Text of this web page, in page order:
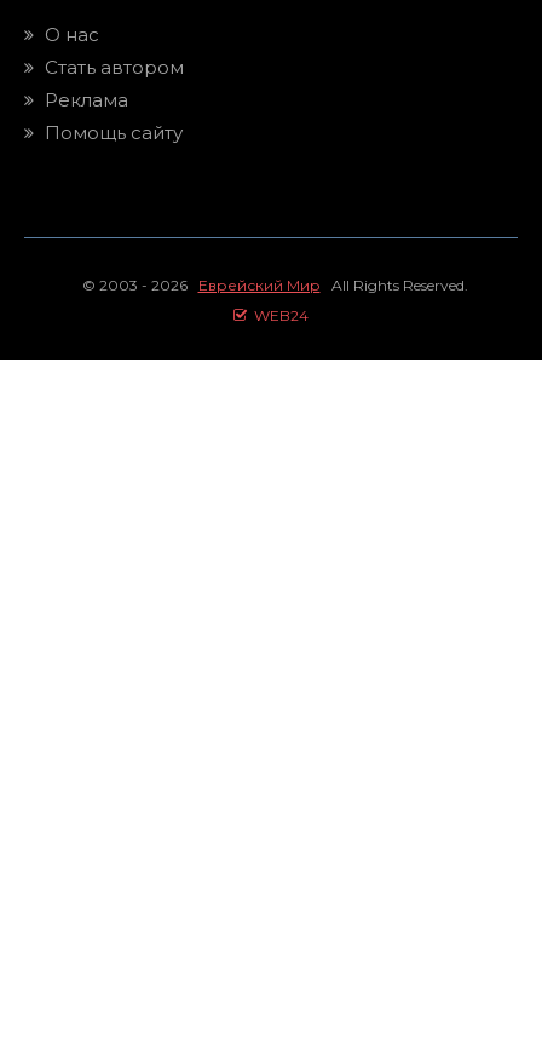
О нас
Стать автором
Реклама
Помощь сайту
© 2003 - 2026 Еврейский Мир All Rights Reserved.
WEB24